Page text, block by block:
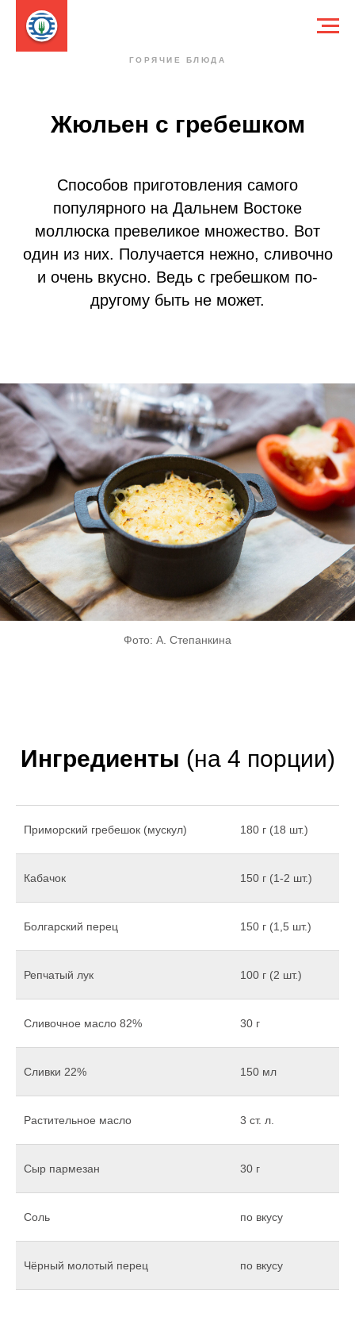
ГОРЯЧИЕ БЛЮДА
Жюльен с гребешком
Способов приготовления самого
популярного на Дальнем Востоке
моллюска превеликое множество. Вот
один из них. Получается нежно, сливочно
и очень вкусно. Ведь с гребешком по-
другому быть не может.
Фото: А. Степанкина
Ингредиенты (на 4 порции)
Приморский гребешок (мускул) 180 г (18 шт.)
Кабачок 150 г (1-2 шт.)
Болгарский перец 150 г (1,5 шт.)
Репчатый лук 100 г (2 шт.)
Сливочное масло 82% 30 г
Сливки 22% 150 мл
Растительное масло 3 ст. л.
Сыр пармезан 30 г
Соль по вкусу
Чёрный молотый перец по вкусу